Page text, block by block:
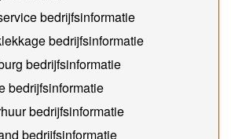
bedrijfsinformatie
bedrijfsinformatie
bedrijfsinformatie
bedrijfsinformatie
bedrijfsinformatie
bedrijfsinformatie